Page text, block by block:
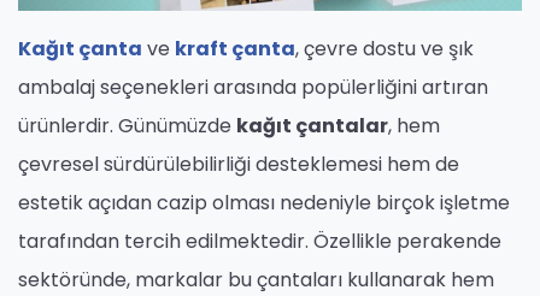
Kağıt çanta ve kraft çanta, çevre dostu ve şık
ambalaj seçenekleri arasında popülerliğini artıran
ürünlerdir. Günümüzde kağıt çantalar, hem
çevresel sürdürülebilirliği desteklemesi hem de
estetik açıdan cazip olması nedeniyle birçok işletme
tarafından tercih edilmektedir. Özellikle perakende
sektöründe, markalar bu çantaları kullanarak hem